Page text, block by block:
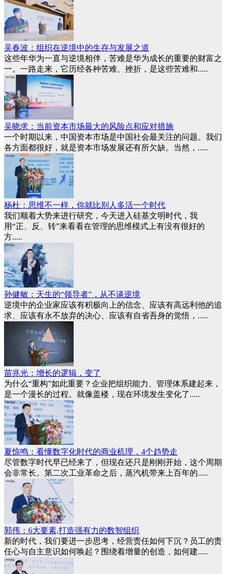
吴春波：组织在逆境中的生存与发展之道
这些年华为一直与逆境相伴，苦难是华为成长的重要的财富之
一。一路走来，它历经各种苦难、挫折，是这些苦难和.....
吴晓求：当前资本市场最大的风险点和应对措施
一个时期以来，中国资本市场是中国社会最关注的问题。我们
各方面都很好，就是资本市场发展还有所欠缺。当然，.....
杨杜：思维不一样，你就比别人多活一个时代
我们顺着大势来进行研究，今天进入硅基文明时代，我
用“正、反、转”来看看在管理的思维模式上有没有很好的
方.....
孙健敏：天生的“领导者”，从不谈逆境
逆境中的企业家应该有积极向上的信念、应该有高远利他的追
求、应该有永不放弃的决心、应该有自省吾身的觉悟，.....
苗兆光：增长的逻辑，变了
为什么“重构”如此重要？企业把组织能力、管理体系建起来，
是一个漫长的过程。就像盖楼，现在环境发生变化了.....
夏惊鸣：看懂数字化时代的商业机理，4个趋势走
尽管数字时代早已经来了，但现在还只是刚刚开始，这个周期
会非常长。第二次工业革命之后，蒸汽机带来上百年的.....
郭伟：6大要素,打造强有力的数智组织
新的时代，我们要进一步思考，经营责任如何下沉？员工的责
任心与自主意识如何唤起？围绕着增量的创造，如何建.....